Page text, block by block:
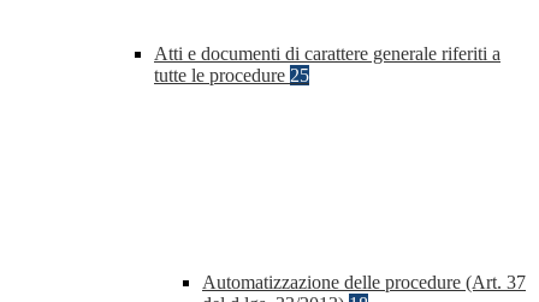
Atti e documenti di carattere generale riferiti a
tutte le procedure 25
Automatizzazione delle procedure (Art. 37